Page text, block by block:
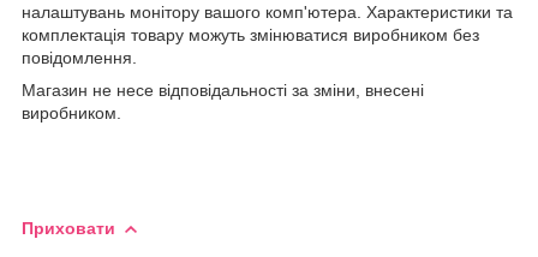
налаштувань монітору вашого комп'ютера. Характеристики та
комплектація товару можуть змінюватися виробником без
повідомлення.
Магазин не несе відповідальності за зміни, внесені
виробником.
Приховати